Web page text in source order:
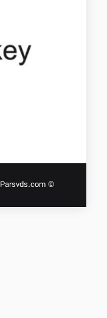
© Copyright 2026, All Rights Reserved |
Parsvds.com